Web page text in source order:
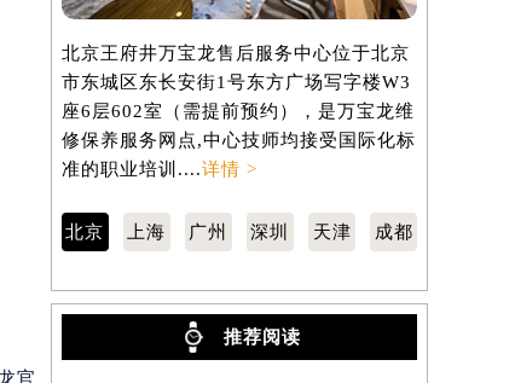
官
北京王府井万宝龙售后服务中心位于北京
市东城区东长安街1号东方广场写字楼W3
座6层602室（需提前预约），是万宝龙维
修保养服务网点,中心技师均接受国际化标
准的职业培训....详情 >
北京 上海 广州 深圳 天津 成都
推荐阅读